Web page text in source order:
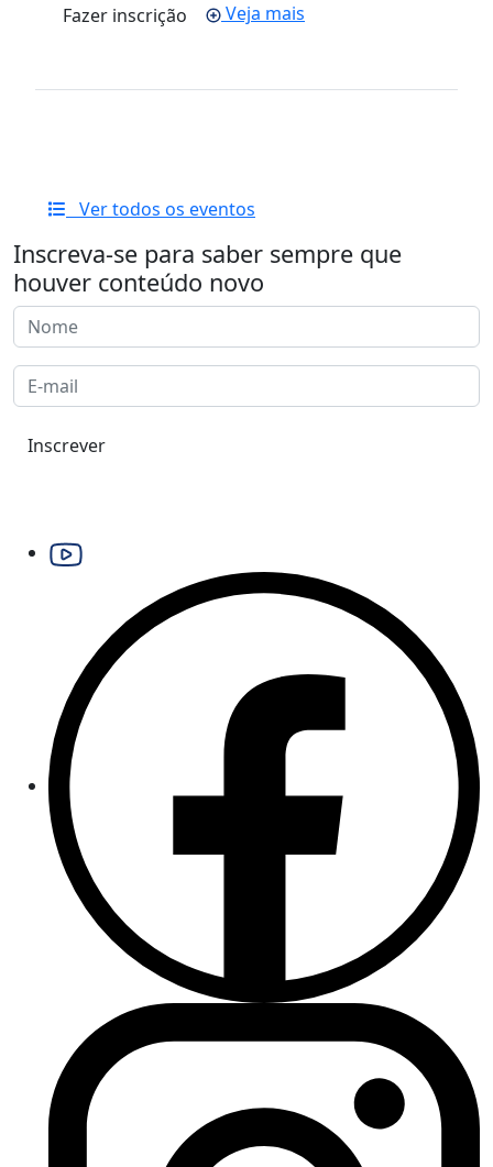
Fazer inscrição Veja mais
Ver todos os eventos
Inscreva-se para saber sempre que
houver conteúdo novo
Inscrever